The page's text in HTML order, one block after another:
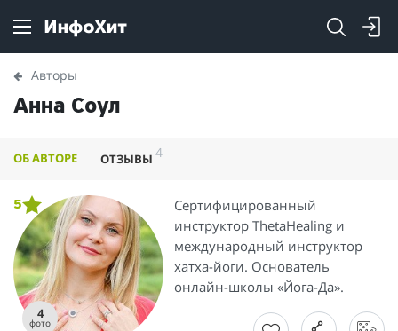
Авторы
Анна Соул
ОБ АВТОРЕ ОТЗЫВЫ 4
4
фото
5
Сертифицированный
инструктор ThetaHealing и
международный инструктор
хатха-йоги. Основатель
онлайн-школы «Йога-Да».